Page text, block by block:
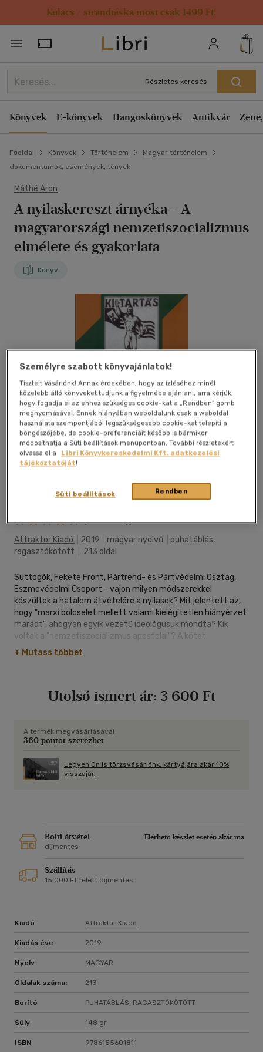
Kulacs / strandtáska most csak 1499 Ft!
Törzsvásárlói Kártya adatai
Részletes keresés
Könyvek E-könyvek Hangoskönyvek Antikvár
Főoldal Könyvek Történelem
Magyar történelem
dokumentumok, események, tények
Máthé Áron
A nyilaskereszt árnyéka - A
magyarországi nemzetiszocializmus
elmélete és gyakorlata
Könyv
Kívánságlistához adom
(1 vélemény)
Attraktor Kiadó
2019 magyar nyelvű
puhatáblás,
ragasztókötött
213 oldal
Suttogók, Fekete Front, Pártrend- és Pártvédelmi Osztag,
Eszmevédelmi Csoport - vajon milyen módszerekkel
készültek a hatalom átvételére a nyilasok? Mit jelentett az,
hogy "marxi bölcselet mellett valami kielégítetlen hiányérzet
maradt", ahogyan egyik vezető ideológusuk mondta? Kik
voltak a "nemzetiszocializmus apostolai"? A kötet
tanulmányai a nyilasok marxista gyökerei, misztikus
rajongása és mániás összeesküvési kényszerük mellett
milyen kétes körülmények között szerveződtek meg a
+ Mutass többet
Utolsó ismert ár: 3 600 Ft
A termék megvásárlásával
360 pontot szerezhet
Legyen Ön is törzsvásárlónk, kártyájára akár 10%
visszajár.
Bolti átvétel
Elérhető készlet esetén akár ma
díjmentes
Szállítás
15 000 Ft felett díjmentes
Kiadó Attraktor Kiadó
Kiadás éve 2019
Nyelv MAGYAR
Oldalak száma: 213
Borító PUHATÁBLÁS, RAGASZTÓKÖTÖTT
Súly 148 gr
ISBN 9786155601811
Személyre szabott könyvajánlatok!
Tisztelt Vásárlónk! Annak érdekében, hogy az ízléséhez minél
közelebb álló könyveket tudjunk a figyelmébe ajánlani, arra kérjük,
hogy fogadja el az ehhez szükséges cookie-kat a „Rendben” gomb
megnyomásával. Ennek hiányában weboldalunk csak a weboldal
használata szempontjából legszükségesebb cookie-kat telepíti a
böngészőjébe, de cookie-preferenciáit később is bármikor
módosíthatja a Süti beállítások menüpontban. További részletekért
olvassa el a
Libri Könyvkereskedelmi Kft. adatkezelési
tájékoztatóját!
Rendben
Süti beállítások